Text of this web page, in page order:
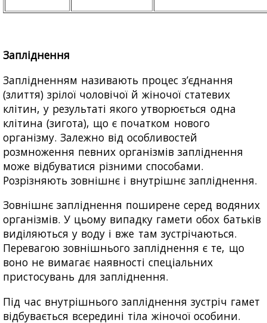
Запліднення
Заплідненням називають процес з’єднання
(злиття) зрілої чоловічої й жіночої статевих
клітин, у результаті якого утворюється одна
клітина (зигота), що є початком нового
організму. Залежно від особливостей
розмноження певних організмів запліднення
може відбуватися різними способами.
Розрізняють зовнішнє і внутрішнє запліднення.
Зовнішнє запліднення поширене серед водяних
організмів. У цьому випадку гамети обох батьків
виділяються у воду і вже там зустрічаються.
Перевагою зовнішнього запліднення є те, що
воно не вимагає наявності спеціальних
пристосувань для запліднення.
Під час внутрішнього запліднення зустріч гамет
відбувається всередині тіла жіночої особини.